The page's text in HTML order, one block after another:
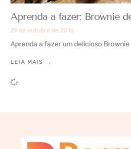
Aprenda a fazer: Brownie
29 de outubro de 2016
Aprenda a fazer um delicioso
LEIA MAIS →